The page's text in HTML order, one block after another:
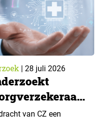
| 28 juli 2026
van CZ een